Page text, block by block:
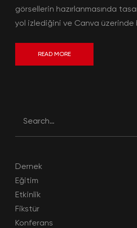
görsellerin hazırlanmasında
yol izlediğini ve Canva üzerinde
READ MORE
Dernek
Eğitim
Etkinlik
Fikstür
Konferans